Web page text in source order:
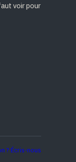
voir pour
? Écris-nous